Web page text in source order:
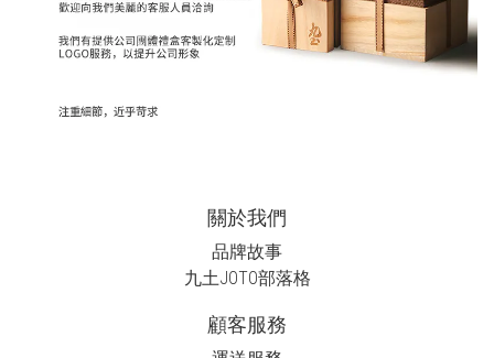
關於我們
品牌故事
九土JOTO部落格
顧客服務